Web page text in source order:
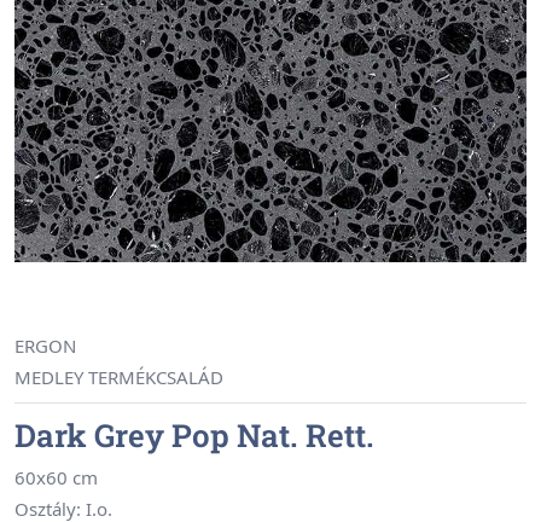
ERGON
MEDLEY TERMÉKCSALÁD
Dark Grey Pop Nat. Rett.
60x60 cm
Osztály: I.o.